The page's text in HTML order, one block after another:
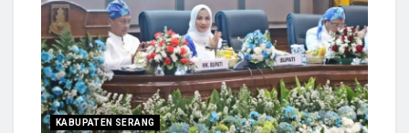
KABUPATEN SERANG